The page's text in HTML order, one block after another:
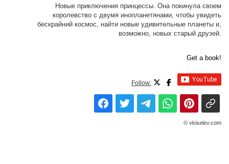
Новые приключения принцессы. Она покинула своем
королевство с двумя инопланетянами, чтобы увидеть
бескрайний космос, найти новые удивительные планеты и,
возможно, новых старый друзей.
Get a book!
Follow:
© vkiselev.com